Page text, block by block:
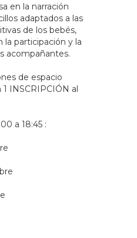
en la narración
adaptados a las
de los bebés,
participación y la
acompañantes.
de espacio
INSCRIPCIÓN al
a 18:45 :